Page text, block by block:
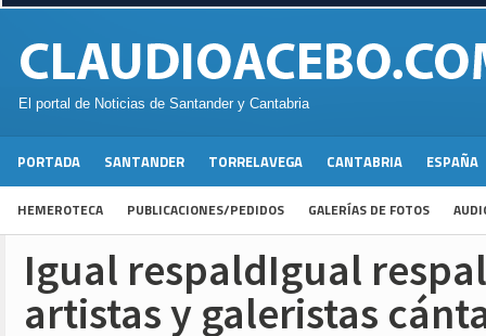
El portal de Noticias de Santander y Cantabria
PORTADA SANTANDER TORRELAVEGA CANTABRIA ESPAÑA
HEMEROTECA PUBLICACIONES/PEDIDOS GALERÍAS DE FOTOS
Igual respaldIgual
artistas y galeristas